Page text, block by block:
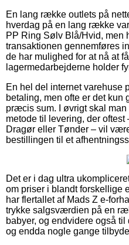
En lang række outlets på
hverdag på en lang række
PP Ring Sølv Blå/Hvid, men
transaktionen gennemføres
de har mulighed for at nå at
lagermedarbejderne holder
En hel del internet varehuse
betaling, men ofte er det
præcis sum. I øvrigt skal
metode til levering, der
Dragør eller Tønder – vil
bestillingen til et
Det er i dag ultra
om priser i blandt forskellige
har flertallet af Mads Z e-
trykke salgsværdien på en
babyer, og endvidere også
og endda nogle gange